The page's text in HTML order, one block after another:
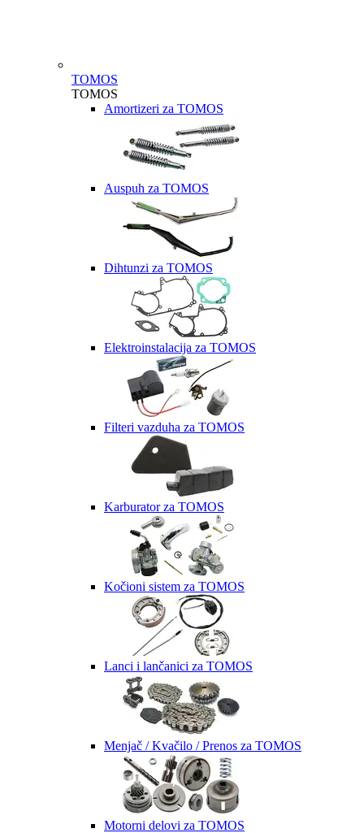
TOMOS
TOMOS
Amortizeri za TOMOS
Auspuh za TOMOS
Dihtunzi za TOMOS
Elektroinstalacija za TOMOS
Filteri vazduha za TOMOS
Karburator za TOMOS
Kočioni sistem za TOMOS
Lanci i lančanici za TOMOS
Menjač / Kvačilo / Prenos za TOMOS
Motorni delovi za TOMOS